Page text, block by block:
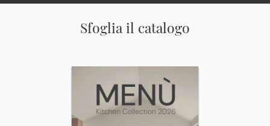
Sfoglia il catalogo